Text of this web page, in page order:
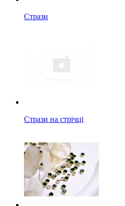
Стрази
Стрази на стрічці